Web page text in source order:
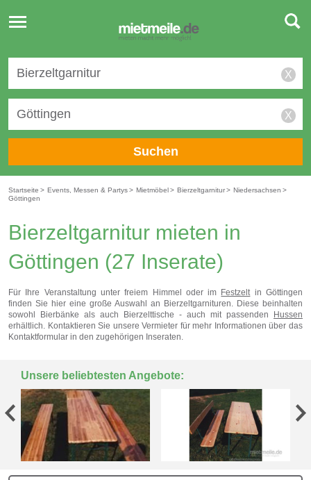
Toggle
navigation
X
X
Suchen
Startseite > Events, Messen & Partys> Mietmöbel> Bierzeltgarnitur> Niedersachsen >
Göttingen
Bierzeltgarnitur mieten in
Göttingen (27 Inserate)
Für Ihre Veranstaltung unter freiem Himmel oder im Festzeltin Göttingen
finden Sie hier eine große Auswahl an Bierzeltgarnituren. Diese beinhalten
sowohl Bierbänke als auch Bierzelttische - auch mit passenden
Hussen
erhältlich. Kontaktieren Sie unsere Vermieter für mehr Informationen über das
Kontaktformular in den zugehörigen Inseraten.
Unsere beliebtesten Angebote: